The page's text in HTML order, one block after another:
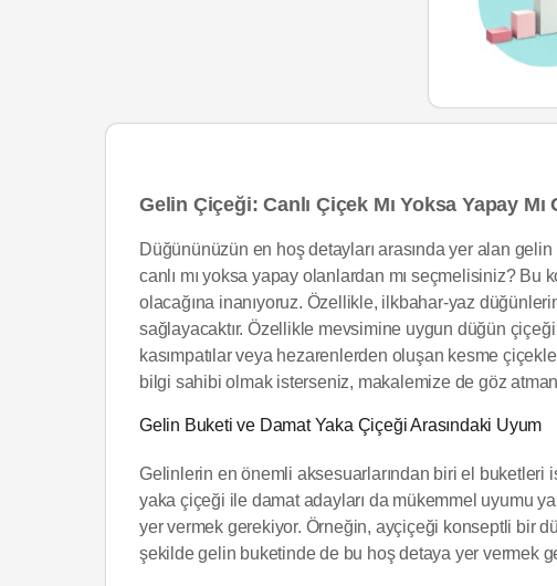
Gelin Çiçeği: Canlı Çiçek Mı Yoksa Yapay Mı
Düğününüzün en hoş detayları arasında yer alan
canlı mı yoksa yapay olanlardan mı seçmelisiniz?
olacağına inanıyoruz. Özellikle, ilkbahar-yaz
sağlayacaktır. Özellikle mevsimine uygun düğün
kasımpatılar veya hezarenlerden oluşan kesme
bilgi sahibi olmak isterseniz, makalemize de göz
Gelin Buketi ve Damat Yaka Çiçeği Arasındaki Uyum
Gelinlerin en önemli aksesuarlarından biri el buketleri
yaka çiçeği ile damat adayları da mükemmel uyumu
yer vermek gerekiyor. Örneğin, ayçiçeği konseptli bir
şekilde gelin buketinde de bu hoş detaya yer vermek